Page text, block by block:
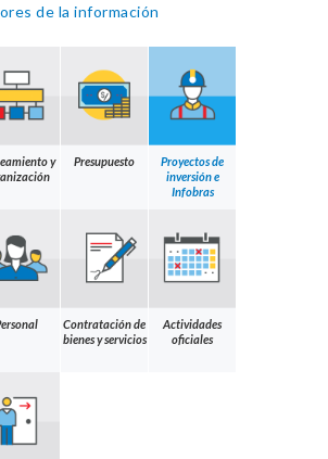
de la información
y
Presupuesto
Proyectos de
inversión e
Infobras
Contratación de
bienes y servicios
Actividades
oficiales